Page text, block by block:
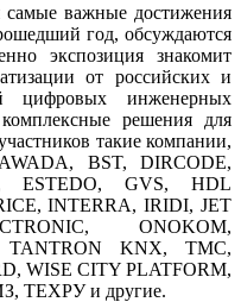
самые важные достижения
год, обсуждаются
экспозиция знакомит
от российских и
цифровых инженерных
решения для
такие компании,
BST, DIRCODE,
ESTEDO, GVS, HDL
INTERRA, IRIDI, JET
ONOKOM,
TANTRON KNX, TMC,
WISE CITY PLATFORM,
и другие.